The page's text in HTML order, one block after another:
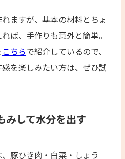
ますが、基本の材料とちょ
ば、手作りも意外と簡単。
こちらで紹介しているので、
を楽しみたい方は、ぜひ試
みして水分を出す
豚ひき肉・白菜・しょう